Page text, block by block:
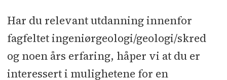
Har du relevant utdanning innenfor
fagfeltet ingeniørgeologi/geologi/skred
og noen års erfaring, håper vi at du er
interessert i mulighetene for en